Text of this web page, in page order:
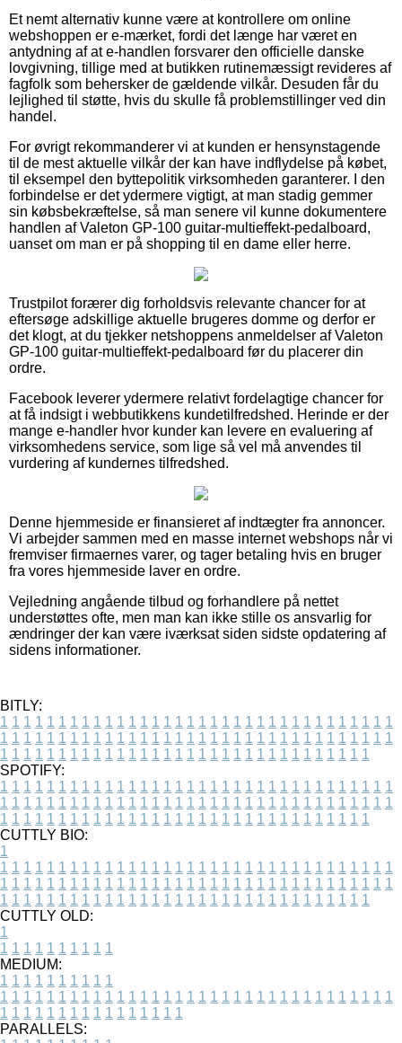
Et nemt alternativ kunne være at kontrollere om online
webshoppen er e-mærket, fordi det længe har været en
antydning af at e-handlen forsvarer den officielle danske
lovgivning, tillige med at butikken rutinemæssigt revideres af
fagfolk som behersker de gældende vilkår. Desuden får du
lejlighed til støtte, hvis du skulle få problemstillinger ved din
handel.
For øvrigt rekommanderer vi at kunden er hensynstagende
til de mest aktuelle vilkår der kan have indflydelse på købet,
til eksempel den byttepolitik virksomheden garanterer. I den
forbindelse er det ydermere vigtigt, at man stadig gemmer
sin købsbekræftelse, så man senere vil kunne dokumentere
handlen af Valeton GP-100 guitar-multieffekt-pedalboard,
uanset om man er på shopping til en dame eller herre.
Trustpilot forærer dig forholdsvis relevante chancer for at
eftersøge adskillige aktuelle brugeres domme og derfor er
det klogt, at du tjekker netshoppens anmeldelser af Valeton
GP-100 guitar-multieffekt-pedalboard før du placerer din
ordre.
Facebook leverer ydermere relativt fordelagtige chancer for
at få indsigt i webbutikkens kundetilfredshed. Herinde er der
mange e-handler hvor kunder kan levere en evaluering af
virksomhedens service, som lige så vel må anvendes til
vurdering af kundernes tilfredshed.
Denne hjemmeside er finansieret af indtægter fra annoncer.
Vi arbejder sammen med en masse internet webshops når vi
fremviser firmaernes varer, og tager betaling hvis en bruger
fra vores hjemmeside laver en ordre.
Vejledning angående tilbud og forhandlere på nettet
understøttes ofte, men man kan ikke stille os ansvarlig for
ændringer der kan være iværksat siden sidste opdatering af
sidens informationer.
BITLY:
1 1 1 1 1 1 1 1 1 1 1 1 1 1 1 1 1 1 1 1 1 1 1 1 1 1 1 1 1 1 1 1 1 1
1 1 1 1 1 1 1 1 1 1 1 1 1 1 1 1 1 1 1 1 1 1 1 1 1 1 1 1 1 1 1 1 1 1
1 1 1 1 1 1 1 1 1 1 1 1 1 1 1 1 1 1 1 1 1 1 1 1 1 1 1 1 1 1 1 1
SPOTIFY:
1 1 1 1 1 1 1 1 1 1 1 1 1 1 1 1 1 1 1 1 1 1 1 1 1 1 1 1 1 1 1 1 1 1
1 1 1 1 1 1 1 1 1 1 1 1 1 1 1 1 1 1 1 1 1 1 1 1 1 1 1 1 1 1 1 1 1 1
1 1 1 1 1 1 1 1 1 1 1 1 1 1 1 1 1 1 1 1 1 1 1 1 1 1 1 1 1 1 1 1
CUTTLY BIO:
1
1 1 1 1 1 1 1 1 1 1 1 1 1 1 1 1 1 1 1 1 1 1 1 1 1 1 1 1 1 1 1 1 1 1
1 1 1 1 1 1 1 1 1 1 1 1 1 1 1 1 1 1 1 1 1 1 1 1 1 1 1 1 1 1 1 1 1 1
1 1 1 1 1 1 1 1 1 1 1 1 1 1 1 1 1 1 1 1 1 1 1 1 1 1 1 1 1 1 1 1
CUTTLY OLD:
1
1 1 1 1 1 1 1 1 1 1
MEDIUM:
1 1 1 1 1 1 1 1 1 1
1 1 1 1 1 1 1 1 1 1 1 1 1 1 1 1 1 1 1 1 1 1 1 1 1 1 1 1 1 1 1 1 1 1
1 1 1 1 1 1 1 1 1 1 1 1 1 1 1 1
PARALLELS: